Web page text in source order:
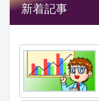
新着記事